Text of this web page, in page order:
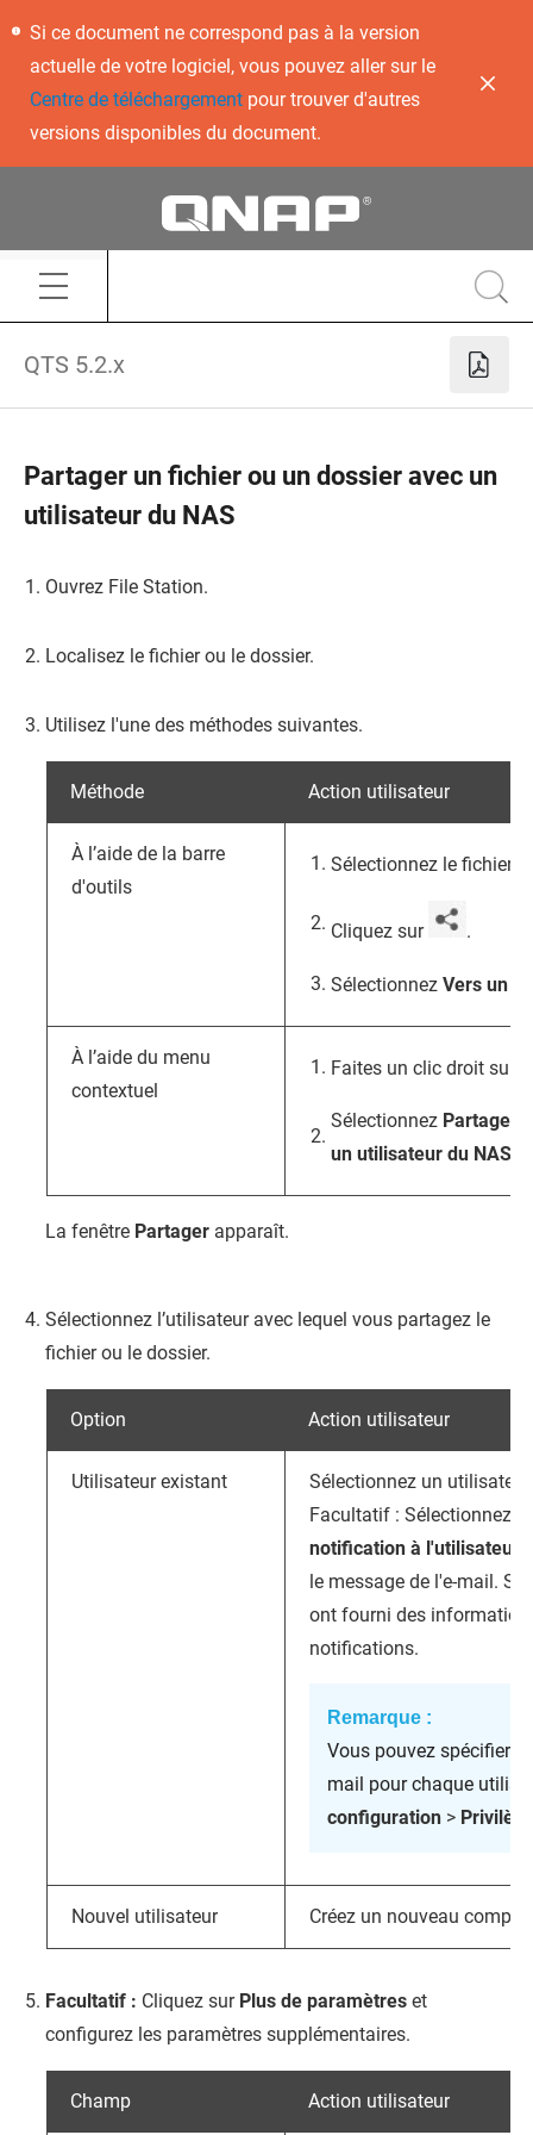
Si ce document ne correspond pas à la version
actuelle de votre logiciel, vous pouvez aller sur le
Centre de téléchargementpour trouver d'autres
versions disponibles du document.
QTS 5.2.x
Partager un fichier ou un dossier avec un
utilisateur du NAS
Ouvrez File Station.
Localisez le fichier ou le dossier.
Utilisez l'une des méthodes suivantes.
Méthode Action utilisateur
À l’aide de la barre
d'outils
Sélectionnez le fichier
Cliquez sur .
Sélectionnez Vers un
À l’aide du menu
contextuel
Faites un clic droit sur
Sélectionnez Partager
un utilisateur du NAS
La fenêtre Partager apparaît.
Sélectionnez l’utilisateur avec lequel vous partagez le
fichier ou le dossier.
Option Action utilisateur
Utilisateur existant
Sélectionnez un
Facultatif : Sélectionnez
notification à l'utilisateur
le message de l'e-mail.
ont fourni des
notifications.
Remarque :
Vous pouvez spécifier
mail pour chaque
configuration >
Nouvel utilisateur Créez un nouveau
Facultatif : Cliquez sur Plus de paramètres et
configurez les paramètres supplémentaires.
Champ Action utilisateur